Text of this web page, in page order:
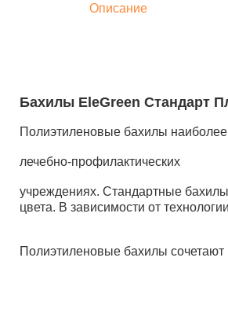
Описание
Бахилы EleGreen Стандарт
Полиэтиленовые бахилы
лечебно-профилактических
учреждениях. Стандартные
цвета. В зависимости от
Полиэтиленовые бахилы сочетают